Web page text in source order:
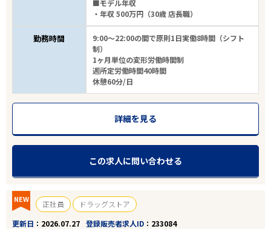
■モデル年収
・年収 500万円（30歳 店長職）
勤務時間
9:00～22:00の間で原則1日実働8時間（シフト
制）
1ヶ月単位の変形労働時間制
週所定労働時間40時間
休憩60分/日
詳細を見る
この求人に問い合わせる
NEW 正社員
ドラッグストア
更新日
2026.07.27 登録販売者求人ID 233084